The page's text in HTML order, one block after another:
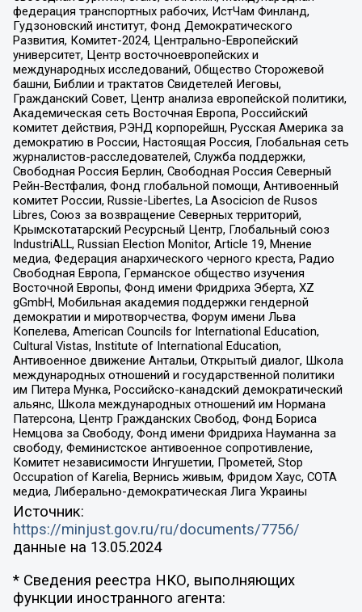
федерация транспортных рабочих, ИстЧам Финланд,
Гудзоновский институт, Фонд Демократического
Развития, Комитет-2024, Центрально-Европейский
университет, Центр восточноевропейских и
международных исследований, Общество Сторожевой
башни, Библии и трактатов Свидетелей Иеговы,
Гражданский Совет, Центр анализа европейской политики,
Академическая сеть Восточная Европа, Российский
комитет действия, РЭНД корпорейшн, Русская Америка за
демократию в России, Настоящая Россия, Глобальная сеть
журналистов-расследователей, Служба поддержки,
Свободная Россия Берлин, Свободная Россия Северный
Рейн-Вестфалия, Фонд глобальной помощи, Антивоенный
комитет России, Russie-Libertes, La Asocicion de Rusos
Libres, Союз за возвращение Северных территорий,
Крымскотатарский Ресурсный Центр, Глобальный союз
IndustriALL, Russian Election Monitor, Article 19, Мнение
медиа, Федерация анархического черного креста, Радио
Свободная Европа, Германское общество изучения
Восточной Европы, Фонд имени Фридриха Эберта, XZ
gGmbH, Мобильная академия поддержки гендерной
демократии и миротворчества, Форум имени Льва
Копелева, American Councils for International Education,
Cultural Vistas, Institute of International Education,
Антивоенное движение Антальи, Открытый диалог, Школа
международных отношений и государственной политики
им Питера Мунка, Российско-канадский демократический
альянс, Школа международных отношений им Нормана
Патерсона, Центр Гражданских Свобод, Фонд Бориса
Немцова за Свободу, Фонд имени Фридриха Науманна за
свободу, Феминистское антивоенное сопротивление,
Комитет независимости Ингушетии, Прометей, Stop
Occupation of Karelia, Вернись живым, Фридом Хаус, СОТА
медиа, Либерально-демократическая Лига Украины
Источник:
https://minjust.gov.ru/ru/documents/7756/
данные на 13.05.2024
* Сведения реестра НКО, выполняющих
функции иностранного агента: